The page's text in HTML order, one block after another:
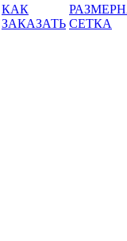
КАК
ЗАКАЗАТЬ СЕТКА